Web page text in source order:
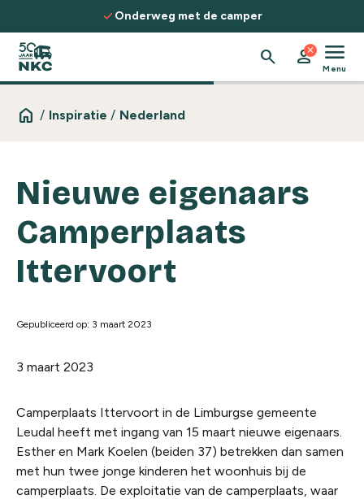
Spring naar de inhoud
checkOnderweg met de camper
search person
close menu
Menu
home / Inspiratie / Nederland
Nieuwe eigenaars
Camperplaats
Ittervoort
Gepubliceerd op: 3 maart 2023
3 maart 2023
Camperplaats Ittervoort in de Limburgse gemeente
Leudal heeft met ingang van 15 maart nieuwe eigenaars.
Esther en Mark Koelen (beiden 37) betrekken dan samen
met hun twee jonge kinderen het woonhuis bij de
camperplaats. De exploitatie van de camperplaats, waar